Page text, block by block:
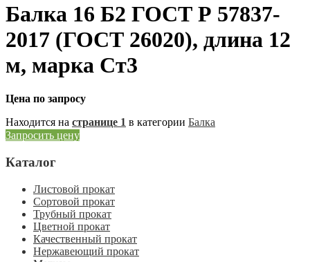
Балка 16 Б2 ГОСТ Р 57837-
2017 (ГОСТ 26020), длина 12
м, марка Ст3
Цена по запросу
Находится на странице 1 в категории Балка
Запросить цену
Каталог
Листовой прокат
Сортовой прокат
Трубный прокат
Цветной прокат
Качественный прокат
Нержавеющий прокат